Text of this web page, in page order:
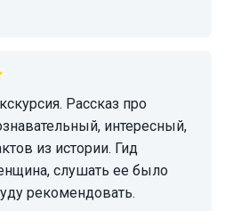
интересный,
из истории. Гид
слушать ее было
рекомендовать.